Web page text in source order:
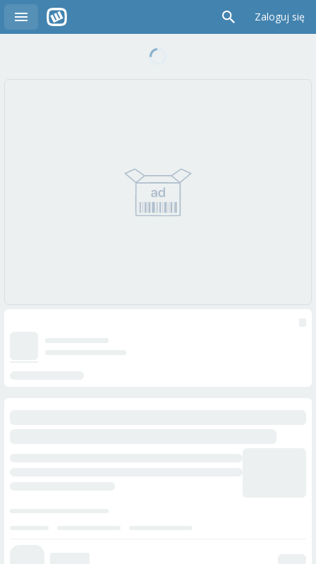
Zaloguj się